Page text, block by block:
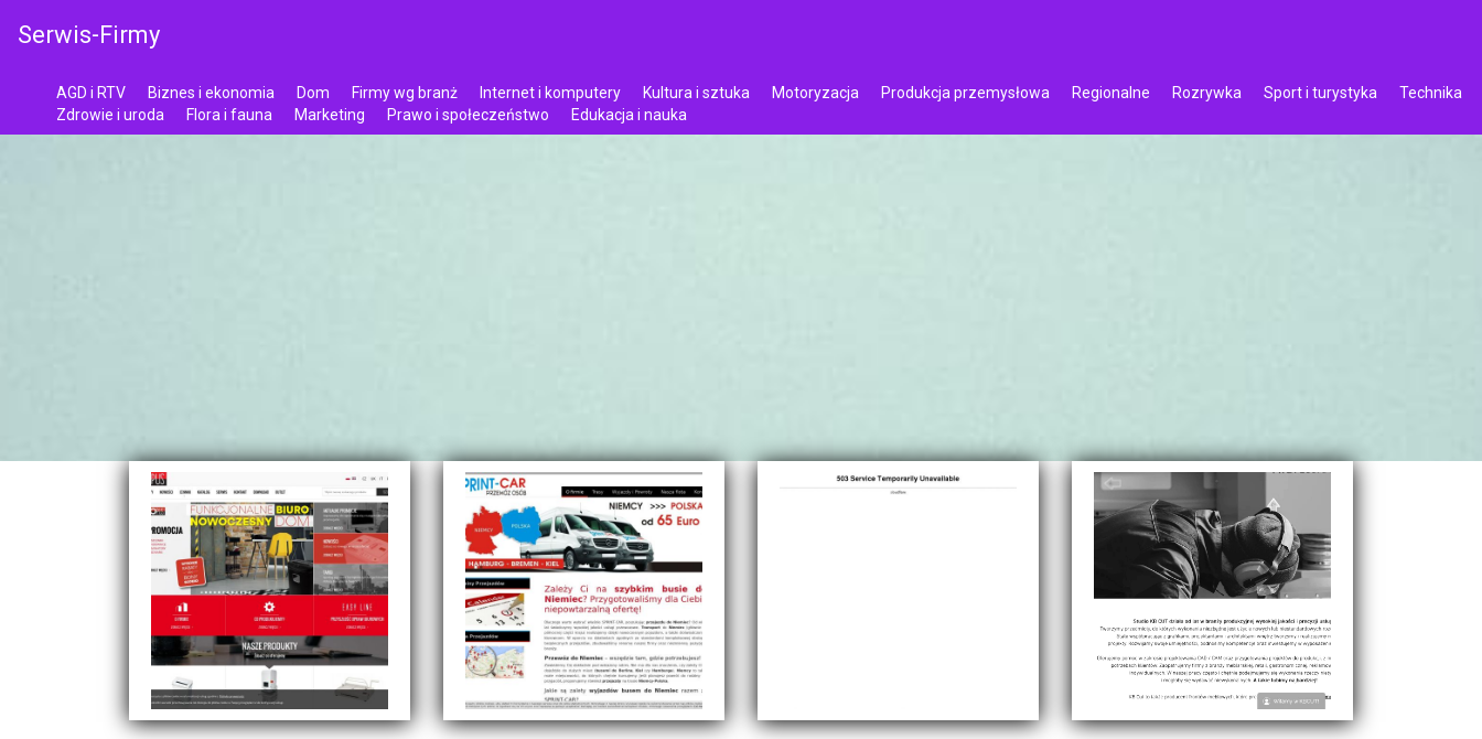
Serwis-Firmy
AGD i RTV Biznes i ekonomia Dom Firmy wg branż Internet i komputery Kultura i sztuka Motoryzacja Produkcja przemysłowa Regionalne Rozrywka Sport i turystyka
Technika
Zdrowie i uroda
Flora i fauna Marketing Prawo i społeczeństwo Edukacja i nauka